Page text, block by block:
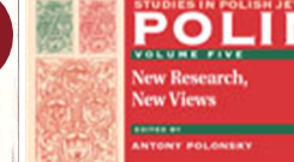
אנטוני פולונסקי